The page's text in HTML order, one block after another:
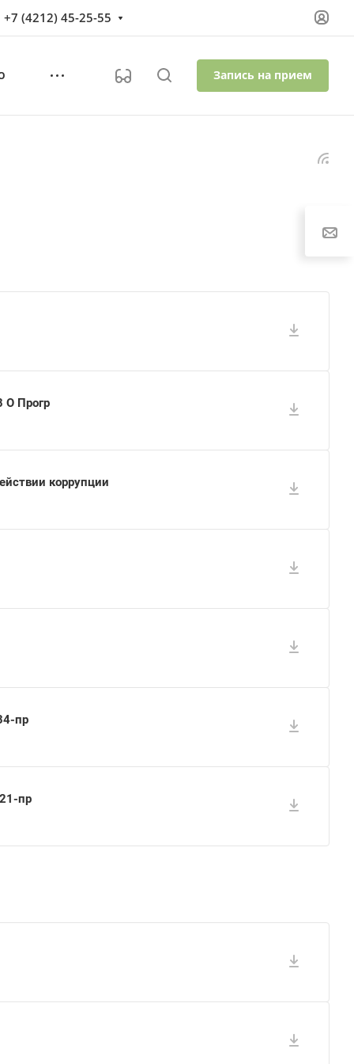
+7 (4212) 45-25-55
Запись на прием
О Прогр
коррупции
пр
пр